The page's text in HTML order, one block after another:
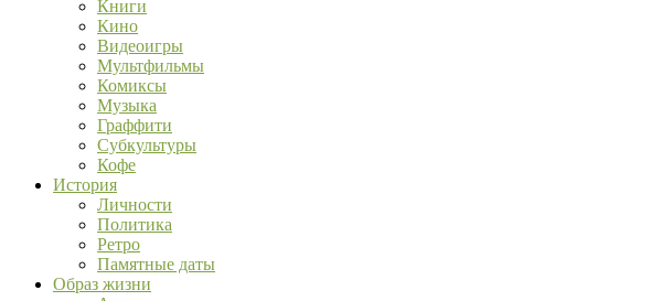
Книги
Кино
Видеоигры
Мультфильмы
Комиксы
Музыка
Граффити
Субкультуры
Кофе
История
Личности
Политика
Ретро
Памятные даты
Образ жизни